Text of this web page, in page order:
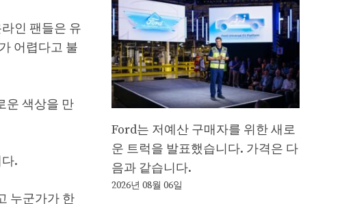
인 팬들은 유
어렵다고 불
운 색상을 만
.
누군가가 한
Ford는 저예산 구매자를 위한 새로
운 트럭을 발표했습니다. 가격은 다
음과 같습니다.
2026년 08월 06일